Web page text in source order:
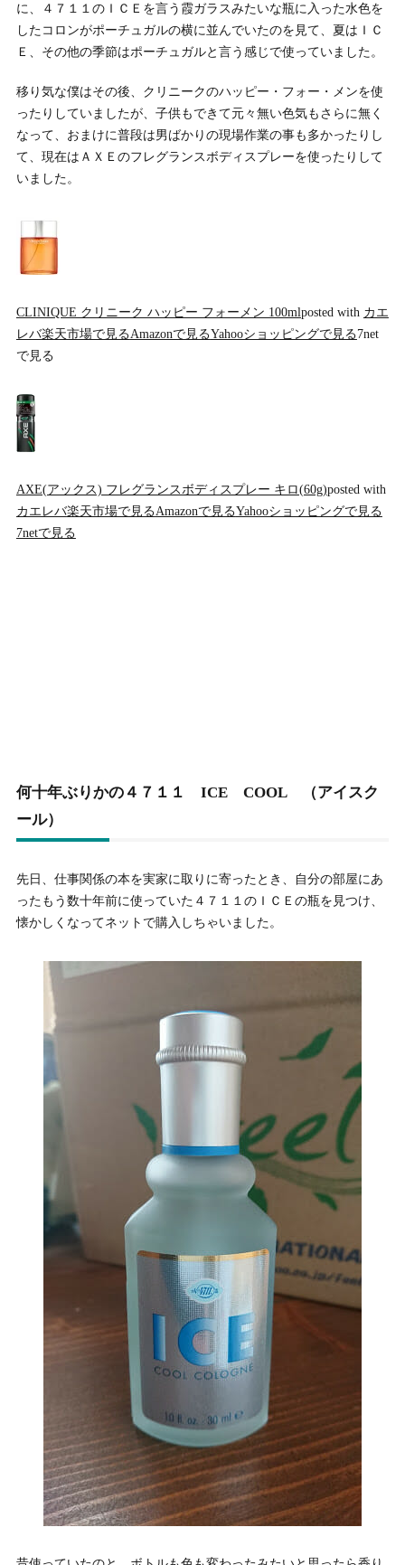
に、４７１１のＩＣＥを言う霞ガラスみたいな瓶に入った水色を
したコロンがポーチュガルの横に並んでいたのを見て、夏はＩＣ
Ｅ、その他の季節はポーチュガルと言う感じで使っていました。
移り気な僕はその後、クリニークのハッピー・フォー・メンを使
ったりしていましたが、子供もできて元々無い色気もさらに無く
なって、おまけに普段は男ばかりの現場作業の事も多かったりし
て、現在はＡＸＥのフレグランスボディスプレーを使ったりして
いました。
CLINIQUE クリニーク ハッピー フォーメン 100mlposted with カエ
レバ楽天市場で見るAmazonで見るYahooショッピングで見る7net
で見る
AXE(アックス) フレグランスボディスプレー キロ(60g)posted with
カエレバ楽天市場で見るAmazonで見るYahooショッピングで見る
7netで見る
何十年ぶりかの４７１１ ICE COOL （アイスク
ール）
先日、仕事関係の本を実家に取りに寄ったとき、自分の部屋にあ
ったもう数十年前に使っていた４７１１のＩＣＥの瓶を見つけ、
懐かしくなってネットで購入しちゃいました。